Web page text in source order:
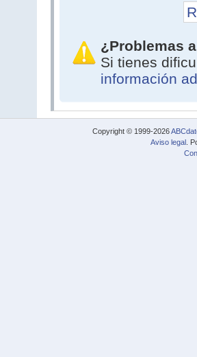
¿Problemas
Si tienes
información
Copyright © 1999-2026
Aviso legal .